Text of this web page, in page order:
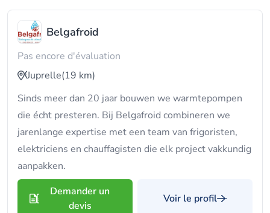
Belgafroid
Pas encore d'évaluation
Juprelle(19 km)
Sinds meer dan 20 jaar bouwen we warmtepompen
die écht presteren. Bij Belgafroid combineren we
jarenlange expertise met een team van frigoristen,
elektriciens en chauffagisten die elk project vakkundig
aanpakken.
Demander un
devis
Voir le profil